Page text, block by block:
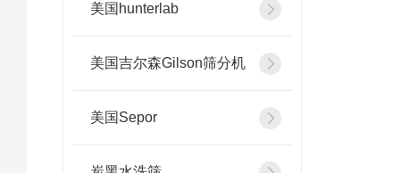
美国hunterlab
美国吉尔森Gilson筛分机
美国Sepor